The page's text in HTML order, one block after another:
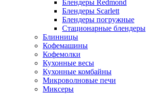
Блендеры Redmond
Блендеры Scarlett
Блендеры погружные
Стационарные блендеры
Блинницы
Кофемашины
Кофемолки
Кухонные весы
Кухонные комбайны
Микроволновые печи
Миксеры